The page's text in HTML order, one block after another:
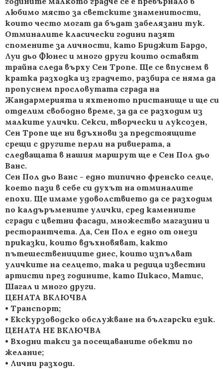
любимо място за светските знаменитости,
които често могат да бъдат забелязани тук.
Отминалите класически години пазят
спомените за личности, като Бриджит Бардо,
Луи дьо Фюнес и много други които оставят
трайна следа върху Сен Тропе. Ще се впуснем в
кратка разходка из градчето, разбира се няма да
пропуснем прословутата сграда на
Жандармерията и яхтеното пристанище и ще си
отделим свободно време, за да се разходим из
малките улички. Секси, творчески и луксозен,
Сен Тропе ще ни вдъхнови за предстоящите
срещи с другите перли на ривиерата, а
следващата в нашия маршрут ще е Сен Пол дьо
Ванс.
Сен Пол дьо Ванс - едно типично френско селце,
което пази в себе си духът на отминалите
епохи. Ще имаме удоволствието да се разходим
по калдъръмените улички, сред каменните
сгради с цветни фасади, множество магазини и
ресторантчета. Да, Сен Пол е едно от онези
приказки, които вдъхновяват, както
пътешествениците днес, които изпълват
уличките на селцето, така и редица известни
артисти през годините, като Пикасо, Матис,
Шагал и много други.
ЦЕНАТА ВКЛЮЧВА
• Tранспорт;
• Екскурзоводско обслужване на български език.
ЦЕНАТА НЕ ВКЛЮЧВА
• Входни такси за посещаваните обекти по
желание;
• Лични разходи.